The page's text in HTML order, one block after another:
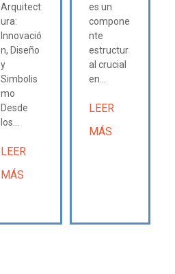
Arquitect
ura:
Innovació
n, Diseño
y
Simbolis
mo
Desde
los...
LEER
MÁS
es un
compone
nte
estructur
al crucial
en...
LEER
MÁS